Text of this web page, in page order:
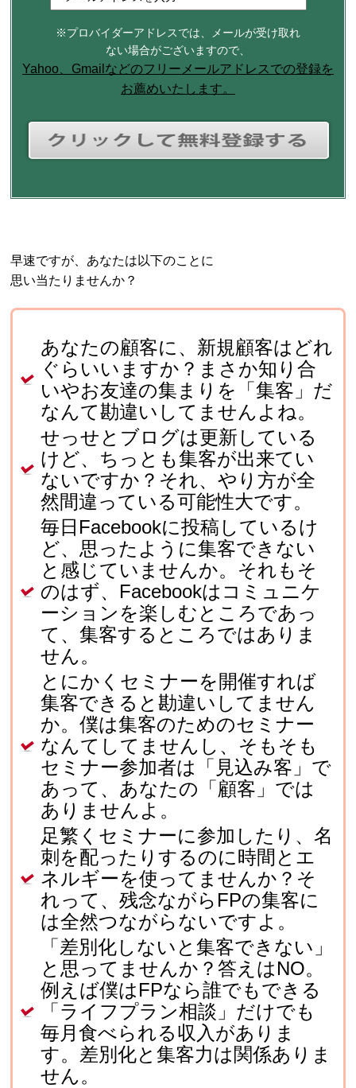
※プロバイダーアドレスでは、メールが受け取れ
ない場合がございますので、
Yahoo、Gmailなどのフリーメールアドレスでの登録を
お薦めいたします。
早速ですが、あなたは以下のことに
思い当たりませんか？
あなたの顧客に、新規顧客はどれ
ぐらいいますか？まさか知り合
いやお友達の集まりを「集客」だ
なんて勘違いしてませんよね。
せっせとブログは更新している
けど、ちっとも集客が出来てい
ないですか？それ、やり方が全
然間違っている可能性大です。
毎日Facebookに投稿しているけ
ど、思ったように集客できない
と感じていませんか。それもそ
のはず、Facebookはコミュニケ
ーションを楽しむところであっ
て、集客するところではありま
せん。
とにかくセミナーを開催すれば
集客できると勘違いしてません
か。僕は集客のためのセミナー
なんてしてませんし、そもそも
セミナー参加者は「見込み客」で
あって、あなたの「顧客」では
ありませんよ。
足繁くセミナーに参加したり、名
刺を配ったりするのに時間とエ
ネルギーを使ってませんか？そ
れって、残念ながらFPの集客に
は全然つながらないですよ。
「差別化しないと集客できない」
と思ってませんか？答えはNO。
例えば僕はFPなら誰でもできる
「ライフプラン相談」だけでも
毎月食べられる収入がありま
す。差別化と集客力は関係ありま
せん。